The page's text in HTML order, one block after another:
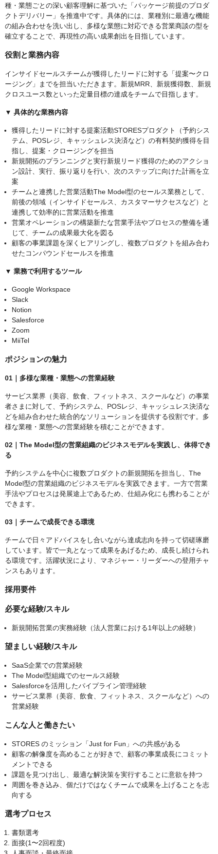
種・業態ごとの深い顧客理解に基づいた「パッケージ前提のプロダ
クトデリバリー」を推進中です。具体的には、業種別に最適な機能
の組み合わせを洗い出し、多様な業態に対応できる営業商談の型を
確立することで、再現性の高い成果創出を目指しています。
役割と業務内容
インサイドセールスチームが獲得したリードに対する「提案〜クロ
ージング」までを担当いただきます。新規MRR、新規獲得数、新規
クロスユース数といった定量目標の達成をチームで目指します。
▼ 具体的な業務内容
獲得したリードに対する提案活動STORESプロダクト（予約シス
テム、POSレジ、キャッシュレス決済など）の有料契約獲得を目
指し、提案・クロージングを担当
新規開拓のプランニングと実行新規リード獲得のためのアクショ
ン設計、実行、振り返りを行い、次のステップに向けた計画を立
案
チームと連携した営業活動The Model型のセールス業務として、
前後の領域（インサイドセールス、カスタマーサクセスなど）と
連携して効率的に営業活動を推進
営業オペレーションの構築新たな営業手法やプロセスの整備を通
じて、チームの成果最大化を図る
顧客の事業課題を深くヒアリングし、複数プロダクトを組み合わ
せたコンパウンドセールスを推進
▼ 業務で利用するツール
Google Workspace
Slack
Notion
Salesforce
Zoom
MiiTel
ポジションの魅力
01｜多様な業種・業態への営業経験
サービス業界（美容、飲食、フィットネス、スクールなど）の事業
者さまに対して、予約システム、POSレジ、キャッシュレス決済な
どを組み合わせた統合的なソリューションを提供する役割です。多
様な業種・業態への営業経験を積むことができます。
02｜The Model型の営業組織のビジネスモデルを実践し、体得でき
る
予約システムを中心に複数プロダクトの新規開拓を担当し、The
Model型の営業組織のビジネスモデルを実践できます。一方で営業
手法やプロセスは発展途上であるため、仕組み化にも携わることが
できます。
03｜チームで成長できる環境
チームで日々アドバイスをし合いながら達成志向を持って切磋琢磨
しています。皆で一丸となって成果をあげるため、成長し続けられ
る環境です。活躍状況により、マネジャー・リーダーへの登用チャ
ンスもあります。
採用要件
必要な経験/スキル
新規開拓営業の実務経験（法人営業における1年以上の経験）
望ましい経験/スキル
SaaS企業での営業経験
The Model型組織でのセールス経験
Salesforceを活用したパイプライン管理経験
サービス業界（美容、飲食、フィットネス、スクールなど）への
営業経験
こんな人と働きたい
STORES のミッション「Just for Fun」への共感がある
顧客の解像度を高めることが好きで、顧客の事業成長にコミット
メントできる
課題を見つけ出し、最適な解決策を実行することに意欲を持つ
周囲を巻き込み、個だけではなくチームで成果を上げることを志
向する
選考プロセス
書類選考
面接(1〜2回程度)